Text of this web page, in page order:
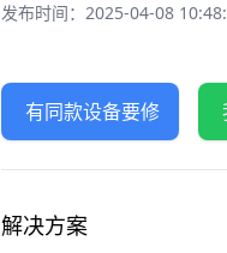
发布时间：2025-04-08
有同款设备要修
解决方案